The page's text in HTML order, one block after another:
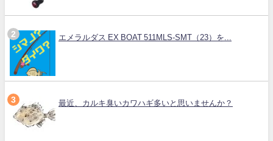
エメラルダス EX BOAT 511MLS-SMT（23）を...
最近、カルキ臭いカワハギ多いと思いませんか？